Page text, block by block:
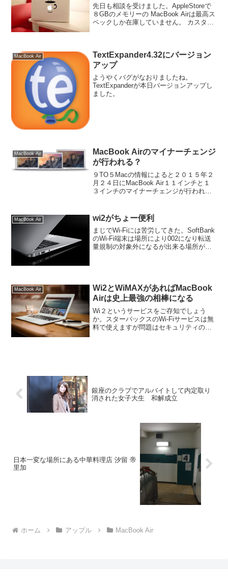
先日も相談を受けました。AppleStoreで
８GBのメモリーの MacBook Airは最高ス
ペックしか在庫していません。 カスタマ
MacBook Air
TextExpander4.32にバージョン
アップ
ようやくバグがなおりましたね。
TextExpanderが本日バージョンアップし
ました。
MacBook Air
MacBook Airのマイナーチェンジ
が行われる？
９TO５Macの情報によると２０１５年２
月２４日にMacBook Air１１インチと１
３インチのマイナーチェンジが行われる
出てくるのかな？
MacBook Air wi2がちょー便利
まじでWi-Fiには苦労してきた。SoftBank
のWi-Fi端末は場所により002になり転送
量規制の対象外になるが出来る場所がバ
MacBook Air
Wi2とWiMAXがあればMacBook
Airは史上最強の相棒になる
Wi２というサービスをご存知でしょう
か。スターバックスのWi-Fiサービスは無
料で使えますが問題はセキュリティの確
銀座のクラブでアルバイトして内定取り
消された女子大生 和解成立
日本一変な場所にある中華料理店 汐留 帝
里加
ホーム アップル MacBook Air